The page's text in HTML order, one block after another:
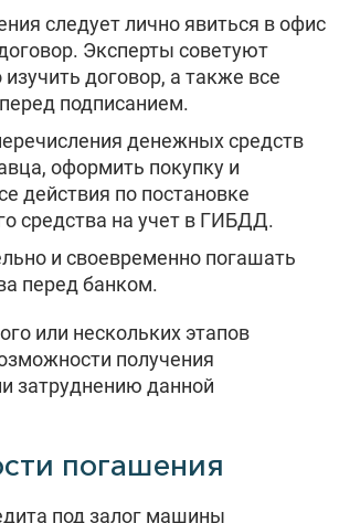
следует лично явиться в офис
Эксперты советуют
договор, а также все
подписанием.
денежных средств
оформить покупку и
действия по постановке
средства на учет в ГИБДД.
и своевременно погашать
перед банком.
или нескольких этапов
получения
затруднению данной
погашения
под залог машины